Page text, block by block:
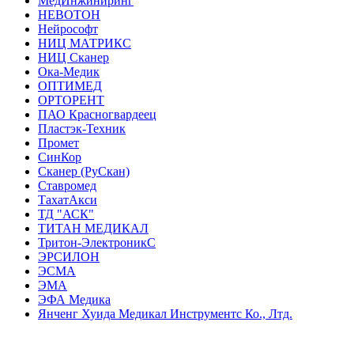
НЕВОТОН
Нейрософт
НИЦ МАТРИКС
НИЦ Сканер
Ока-Медик
ОПТИМЕД
ОРТОРЕНТ
ПАО Красногвардеец
Пластэк-Техник
Промет
СинКор
Сканер (РуСкан)
Ставромед
ТахатАкси
ТД "АСК"
ТИТАН МЕДИКАЛ
Тритон-ЭлектроникС
ЭРСИЛОН
ЭСМА
ЭМА
ЭФА Медика
Янченг Хуида Медикал Инструментс Ко., Лтд.